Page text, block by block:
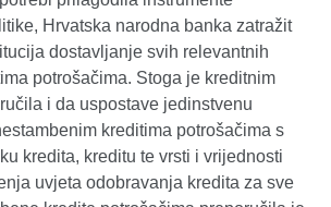
Hrvatska narodna banka zatražit
dostavljanje svih relevantnih
potrošačima. Stoga je kreditnim
i da uspostave jedinstvenu
kreditima potrošačima s
kredita, kreditu te vrsti i vrijednosti
uvjeta odobravanja kredita za sve